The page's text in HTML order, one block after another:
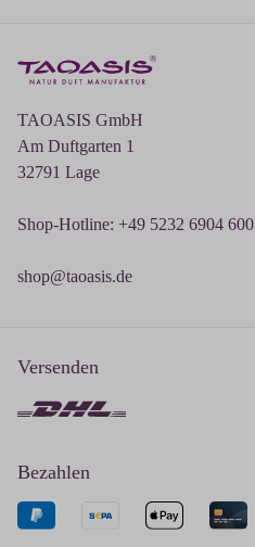
TAOASIS GmbH
Am Duftgarten 1
32791 Lage
Shop-Hotline: +49 5232 6904 600
shop@taoasis.de
Versenden
Bezahlen